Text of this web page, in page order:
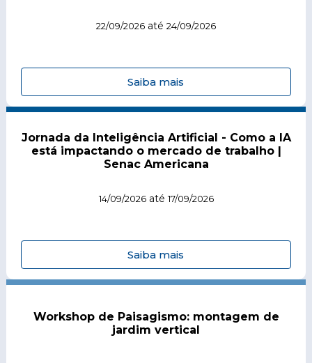
22/09/2026 até 24/09/2026
Saiba mais
Jornada da Inteligência Artificial - Como a IA
está impactando o mercado de trabalho |
Senac Americana
14/09/2026até17/09/2026
Saiba mais
Workshop de Paisagismo: montagem de
jardim vertical